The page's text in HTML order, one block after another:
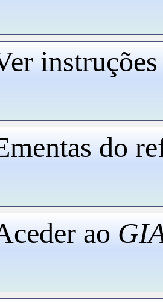
do
ao